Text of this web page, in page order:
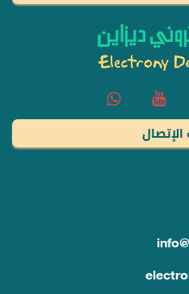
الإتصال